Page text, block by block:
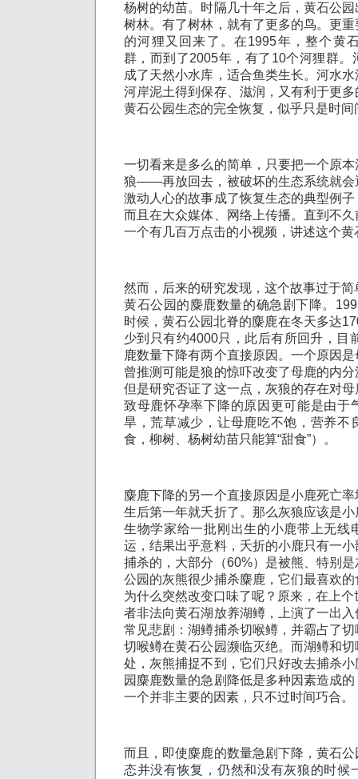
杨树的幼苗。时隔几十年之后，黄石公
树林。有了树林，就有了更多的鸟。更
的河狸又回来了。在1995年，整个黄
群，而到了2005年，有了10个河狸群。
成了天然小水库，适合鱼类生长。河水
河岸泥土得到保存、滋润，又有利于更
黄石公园生态的完全恢复，似乎只是时间
一切看来是多么的简单，只要把一个原
狼——再放回去，被破坏的生态系统就会
激动人心的故事成了恢复生态的典型例
而且在大众媒体、网络上传播。直到不
一个有几百万点击的小视频，讲述这个
然而，后来的研究发现，这个故事过于
黄石公园的麋鹿数量的确急剧下降。
时候，黄石公园北脊的麋鹿在冬天多达
少到只有约4000只，此后有所回升，目
鹿数量下降有两个直接原因。一个原因
曾推测可能是狼的惊吓改变了母鹿的内
但是研究否证了这一点，灰狼的存在对
致母鹿怀孕率下降的原因更可能是由于
旱，荒草减少，让母鹿吃不饱，营养不
食，柳树、杨树幼苗只能算“甜食”）。
麋鹿下降的另一个直接原因是小鹿死亡
生后第一年就夭折了。那么灰狼应该是
生物学家给一批刚出生的小鹿带上无线
运，结果出乎意料，夭折的小鹿只有一
捕杀的，大部分（60%）是被熊、特别
公园的灰熊很少捕杀麋鹿，它们最喜欢
为什么突然改变口味了呢？原来，在上
者非法向黄石湖放养湖鳟，上演了一出
常见悲剧：湖鳟捕杀切喉鳟，并霸占了
切喉鳟在黄石公园濒临灭绝。而湖鳟和
处，灰熊捕捉不到，它们只好改去捕杀
园麋鹿数量的急剧降低是多种因素造成
一个并非主要的因素，只不过时间巧合。
而且，即使麋鹿的数量急剧下降，黄石
态并没有恢复，仍然和没有灰狼的时候